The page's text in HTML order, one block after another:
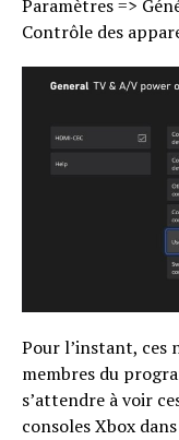
Paramètres =>
Contrôle des
Pour l’instant, ces
membres du
s’attendre à voir
consoles Xbox